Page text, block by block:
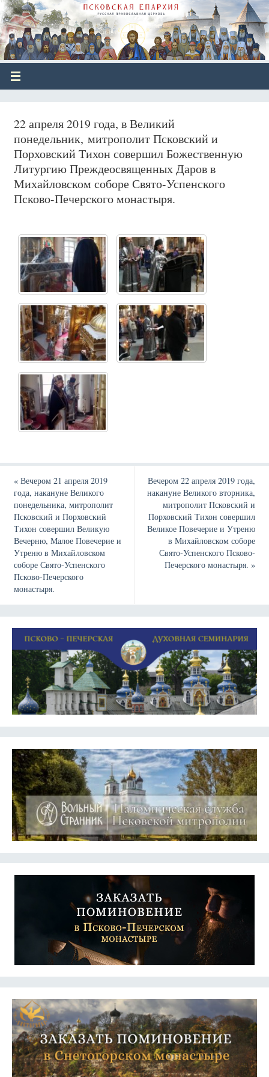
22 апреля 2019 года, в Великий
понедельник, митрополит Псковский и
Порховский Тихон совершил Божественную
Литургию Преждеосвященных Даров в
Михайловском соборе Свято-Успенского
Псково-Печерского монастыря.
«Вечером 21 апреля 2019
года, накануне Великого
понедельника, митрополит
Псковский и Порховский
Тихон совершил Великую
Вечерню, Малое Повечерие и
Утреню в Михайловском
соборе Свято-Успенского
Псково-Печерского
монастыря.
Вечером 22 апреля 2019 года,
накануне Великого вторника,
митрополит Псковский и
Порховский Тихон совершил
Великое Повечерие и Утреню
в Михайловском соборе
Свято-Успенского Псково-
Печерского монастыря.»